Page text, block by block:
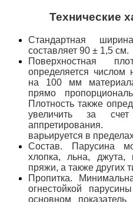
Технические
Стандартная
составляет 90 ± 1,5 см.
Поверхностная
определяется числом
на 100 мм
прямо
Плотность также
увеличить за
аппретирования.
варьируется в
Состав. Парусина
хлопка, льна,
пряжи, а также других
Пропитка.
огнестойкой
основном